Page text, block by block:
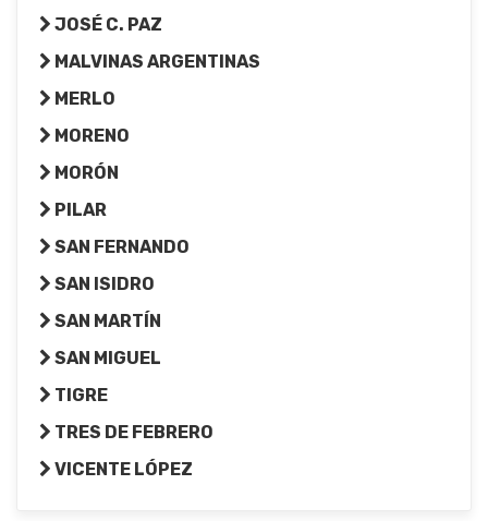
JOSÉ C. PAZ
MALVINAS ARGENTINAS
MERLO
MORENO
MORÓN
PILAR
SAN FERNANDO
SAN ISIDRO
SAN MARTÍN
SAN MIGUEL
TIGRE
TRES DE FEBRERO
VICENTE LÓPEZ